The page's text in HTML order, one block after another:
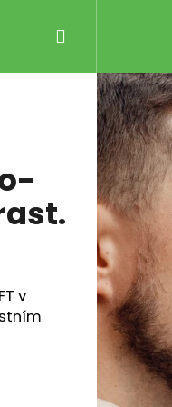
Přihlášení
košík
v